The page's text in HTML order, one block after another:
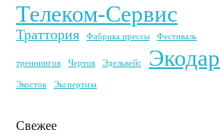
Телеком-Сервис
Траттория Фабрика прессы Фестиваль
треннингов Чертов Эдельвейс Экодар
Экосток Экспертиза
Свежее